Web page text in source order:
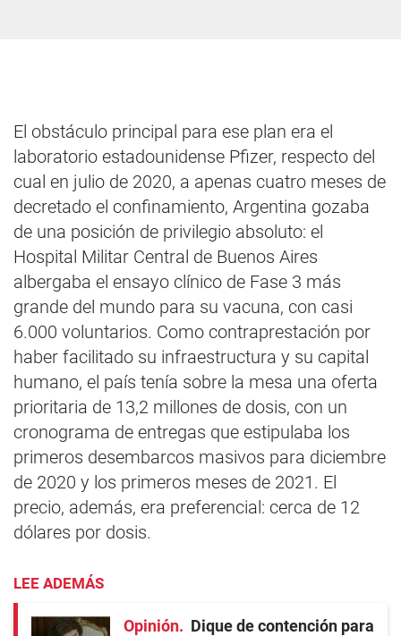
El obstáculo principal para ese plan era el
laboratorio estadounidense Pfizer, respecto del
cual en julio de 2020, a apenas cuatro meses de
decretado el confinamiento, Argentina gozaba
de una posición de privilegio absoluto: el
Hospital Militar Central de Buenos Aires
albergaba el ensayo clínico de Fase 3 más
grande del mundo para su vacuna, con casi
6.000 voluntarios. Como contraprestación por
haber facilitado su infraestructura y su capital
humano, el país tenía sobre la mesa una oferta
prioritaria de 13,2 millones de dosis, con un
cronograma de entregas que estipulaba los
primeros desembarcos masivos para diciembre
de 2020 y los primeros meses de 2021. El
precio, además, era preferencial: cerca de 12
dólares por dosis.
LEE ADEMÁS
Opinión
Dique de contención para